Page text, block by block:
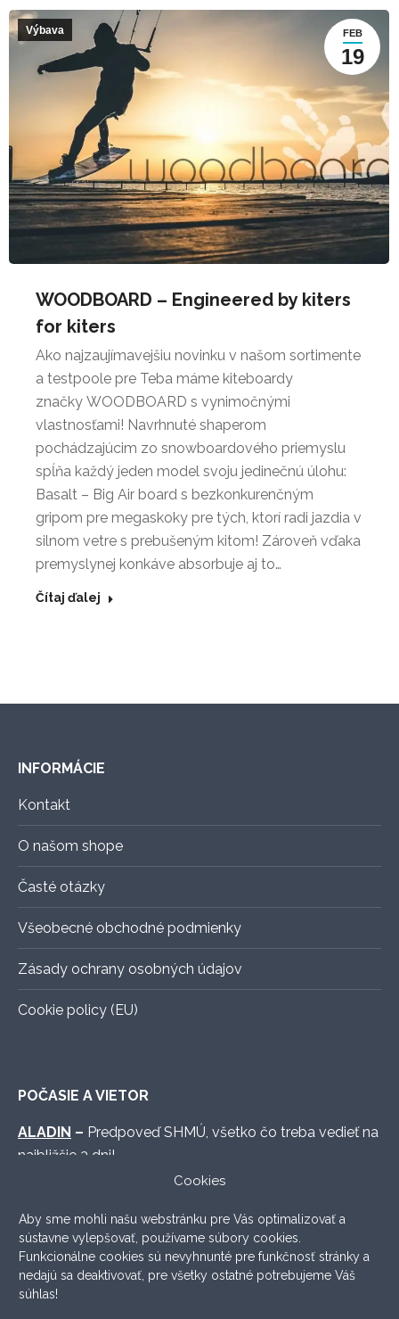
Cookies
Aby sme mohli našu webstránku pre Vás optimalizovať a
sústavne vylepšovať, používame súbory cookies.
Funkcionálne cookies sú nevyhnunté pre funkčnosť stránky a
nedajú sa deaktivovať, pre všetky ostatné potrebujeme Váš
súhlas!
FEB
19
Výbava
WOODBOARD – Engineered by kiters
for kiters
Ako najzaujímavejšiu novinku v našom sortimente
a testpoole pre Teba máme kiteboardy
značky WOODBOARD s vynimočnými
vlastnosťami! Navrhnuté shaperom
pochádzajúcim zo snowboardového priemyslu
spĺňa každý jeden model svoju jedinečnú úlohu:
Basalt – Big Air board s bezkonkurenčným
gripom pre megaskoky pre tých, ktorí radi jazdia v
silnom vetre s prebušeným kitom! Zároveň vďaka
premyslynej konkáve absorbuje aj to…
Čítaj ďalej
INFORMÁCIE
Kontakt
O našom shope
Časté otázky
Všeobecné obchodné podmienky
Zásady ochrany osobných údajov
Cookie policy (EU)
POČASIE A VIETOR
ALADIN – Predpoveď SHMÚ, všetko čo treba vedieť na
najbližšie 3 dni!
Graficky vymakaná predpoveď s
množstvom možných nastavení.
WINDFINDER–Lokálna prehľadná predpoveď, ktorá
väčšinou aj sedí.